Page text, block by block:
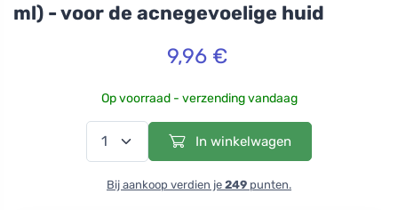
ml) - voor de acnegevoelige huid
9,96 €
Op voorraad - verzending vandaag
In winkelwagen
Bij aankoop verdien je 249 punten.